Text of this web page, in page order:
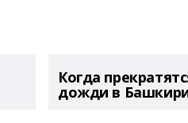
Когда
дожди в